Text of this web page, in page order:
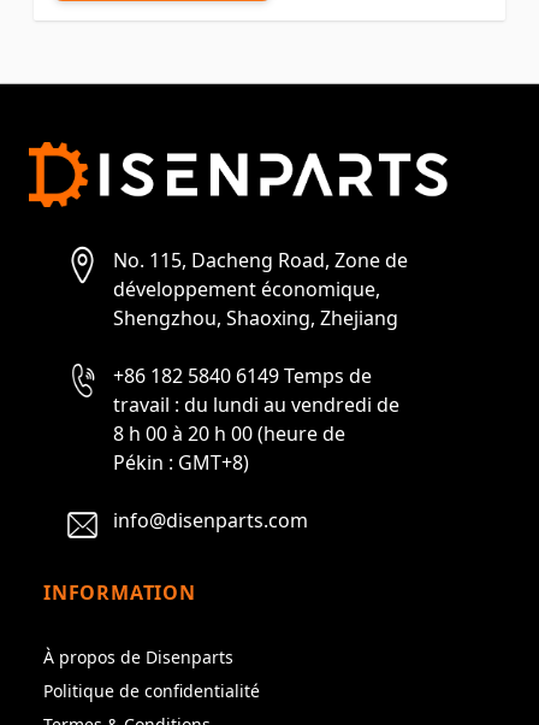
No. 115, Dacheng Road, Zone de
développement économique,
Shengzhou, Shaoxing, Zhejiang
+86 182 5840 6149 Temps de
travail : du lundi au vendredi de
8 h 00 à 20 h 00 (heure de
Pékin : GMT+8)
info@disenparts.com
INFORMATION
À propos de Disenparts
Politique de confidentialité